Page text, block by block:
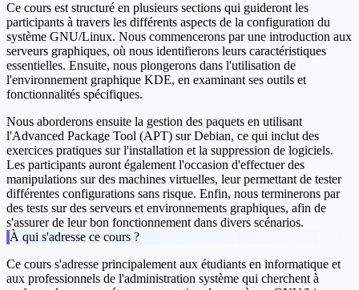
Ce cours est structuré en plusieurs sections qui guideront les
participants à travers les différents aspects de la configuration du
système GNU/Linux. Nous commencerons par une introduction aux
serveurs graphiques, où nous identifierons leurs caractéristiques
essentielles. Ensuite, nous plongerons dans l'utilisation de
l'environnement graphique KDE, en examinant ses outils et
fonctionnalités spécifiques.
Nous aborderons ensuite la gestion des paquets en utilisant
l'Advanced Package Tool (APT) sur Debian, ce qui inclut des
exercices pratiques sur l'installation et la suppression de logiciels.
Les participants auront également l'occasion d'effectuer des
manipulations sur des machines virtuelles, leur permettant de tester
différentes configurations sans risque. Enfin, nous terminerons par
des tests sur des serveurs et environnements graphiques, afin de
s'assurer de leur bon fonctionnement dans divers scénarios.
À qui s'adresse ce cours ?
Ce cours s'adresse principalement aux étudiants en informatique et
aux professionnels de l'administration système qui cherchent à